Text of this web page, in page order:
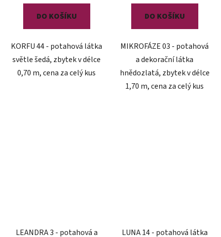
DO KOŠÍKU
KORFU 44 - potahová látka
světle šedá, zbytek v délce
0,70 m, cena za celý kus
DO KOŠÍKU
MIKROFÁZE 03 - potahová
a dekorační látka
hnědozlatá, zbytek v délce
1,70 m, cena za celý kus
LEANDRA 3 - potahová a
LUNA 14 - potahová látka